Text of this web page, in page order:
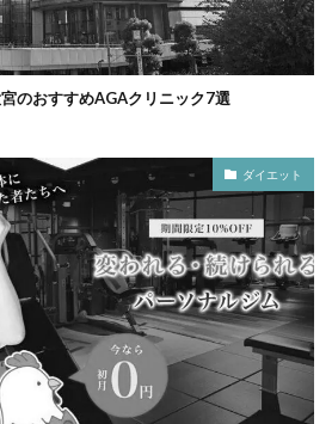
のおすすめAGAクリニック7選
ダイエット